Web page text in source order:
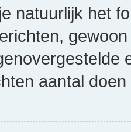
natuurlijk het
aantal doen